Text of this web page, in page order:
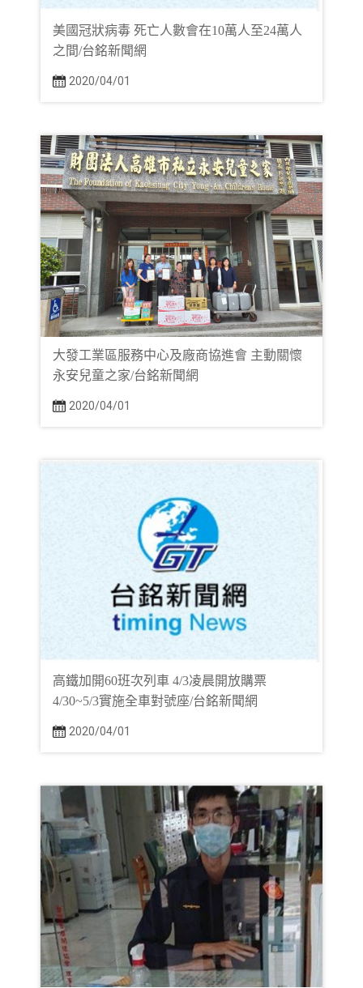
美國冠狀病毒 死亡人數會在10萬人至24萬人
之間/台銘新聞網
2020/04/01
大發工業區服務中心及廠商協進會 主動關懷
永安兒童之家/台銘新聞網
2020/04/01
高鐵加開60班次列車 4/3凌晨開放購票
4/30~5/3實施全車對號座/台銘新聞網
2020/04/01